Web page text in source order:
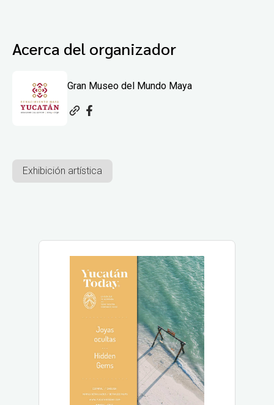
Acerca del organizador
Gran Museo del Mundo Maya
Exhibición artística